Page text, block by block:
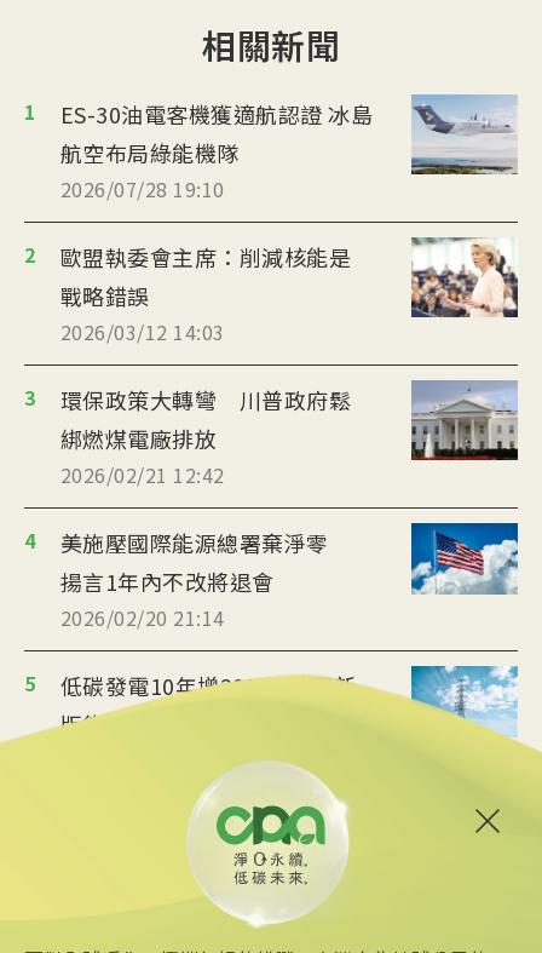
相關新聞
1
ES-30油電客機獲適航認證 冰島
航空布局綠能機隊
2026/07/28 19:10
2
歐盟執委會主席：削減核能是
戰略錯誤
2026/03/12 14:03
3
環保政策大轉彎 川普政府鬆
綁燃煤電廠排放
2026/02/21 12:42
4
美施壓國際能源總署棄淨零
揚言1年內不改將退會
2026/02/20 21:14
5
低碳發電10年增20% 法國新
版能源規劃出爐
向大自然取經 台菲研究仿生科
技處理污水兼發電
2026/02/15 11:07